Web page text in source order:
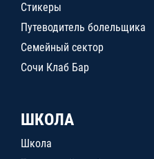
Стикеры
Путеводитель болельщика
Семейный сектор
Сочи Клаб Бар
ШКОЛА
Школа